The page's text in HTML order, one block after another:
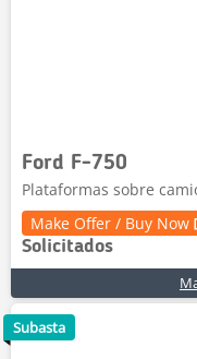
Ford F-750
Plataformas sobre
Make Offer / Buy Now
Solicitados
Subasta